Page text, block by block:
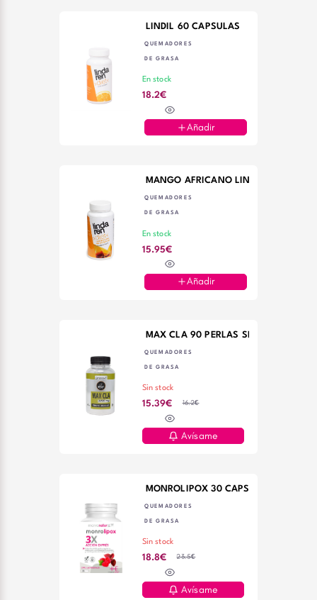
LINDIL 60 CAPSULAS
QUEMADORES
DE GRASA
En stock
18.2€
Añadir
MANGO AFRICANO LINDAREN
QUEMADORES
DE GRASA
En stock
15.95€
Añadir
MAX CLA 90 PERLAS SPORT
QUEMADORES
DE GRASA
Sin stock
15.39€ 16.2€
Avísame
MONROLIPOX 30 CAPS
QUEMADORES
DE GRASA
Sin stock
18.8€ 23.5€
Avísame